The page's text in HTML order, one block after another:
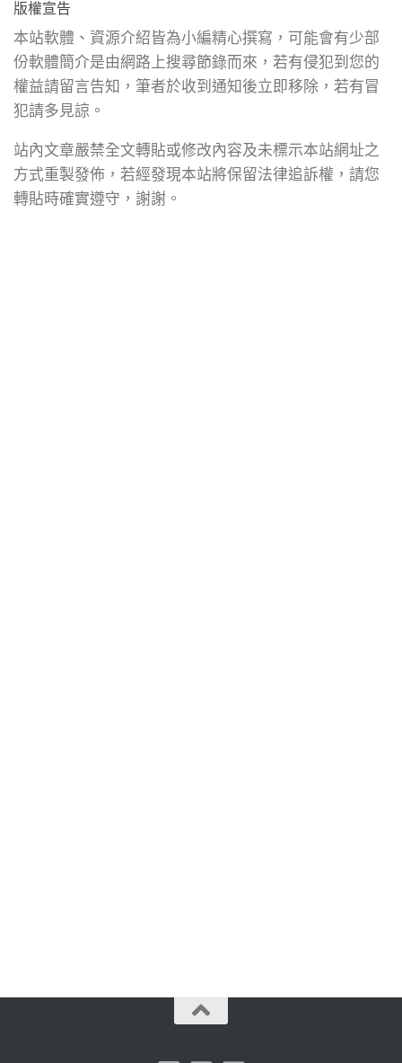
版權宣告
本站軟體、資源介紹皆為小編精心撰寫，可能會有少部
份軟體簡介是由網路上搜尋節錄而來，若有侵犯到您的
權益請留言告知，筆者於收到通知後立即移除，若有冒
犯請多見諒。
站內文章嚴禁全文轉貼或修改內容及未標示本站網址之
方式重製發佈，若經發現本站將保留法律追訴權，請您
轉貼時確實遵守，謝謝。